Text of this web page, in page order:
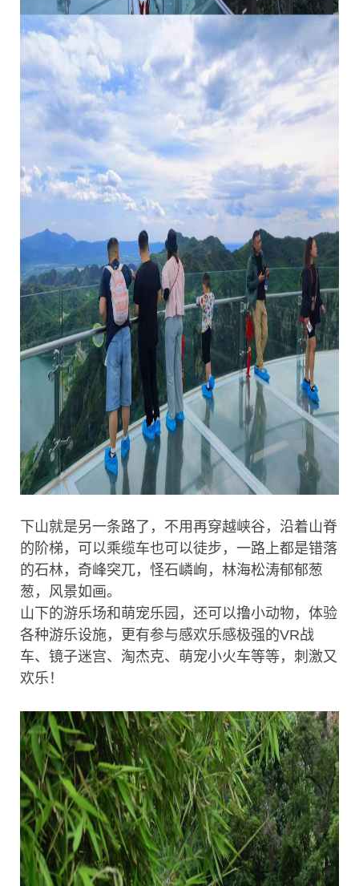
下山就是另一条路了，不用再穿越峡谷，沿着山脊
的阶梯，可以乘缆车也可以徒步，一路上都是错落
的石林，奇峰突兀，怪石嶙峋，林海松涛郁郁葱
葱，风景如画。
山下的游乐场和萌宠乐园，还可以撸小动物，体验
各种游乐设施，更有参与感欢乐感极强的VR战
车、镜子迷宫、淘杰克、萌宠小火车等等，刺激又
欢乐！